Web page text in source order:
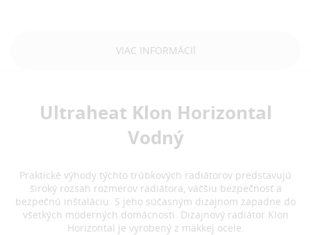
VIAC INFORMÁCIÍ
Ultraheat Klon Horizontal
Vodný
Praktické výhody týchto trúbkových radiátorov predstavujú
široký rozsah rozmerov radiátora, väčšiu bezpečnosť a
bezpečnú inštaláciu. S jeho súčasným dizajnom zapadne do
všetkých moderných domácnosti. Dizajnový radiátor Klon
Horizontal je vyrobený z mäkkej ocele.